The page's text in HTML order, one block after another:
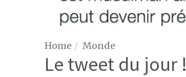
Home Monde
Le tweet du jour !